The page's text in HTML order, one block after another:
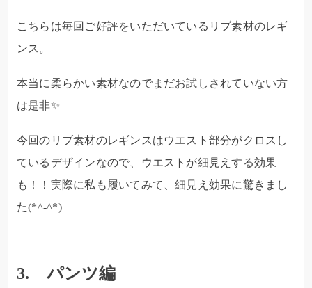
こちらは毎回ご好評をいただいているリブ素材のレギ
ンス。
本当に柔らかい素材なのでまだお試しされていない方
は是非✨
今回のリブ素材のレギンスはウエスト部分がクロスし
ているデザインなので、ウエストが細見えする効果
も！！実際に私も履いてみて、細見え効果に驚きまし
た(*^-^*)
3. パンツ編